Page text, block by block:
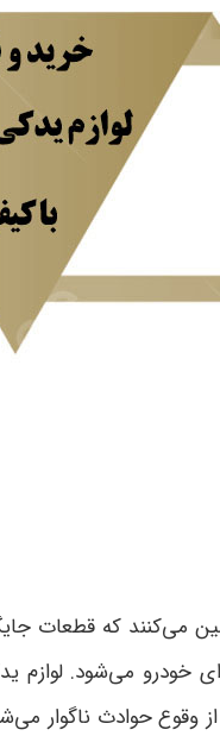
می‌کنند که قطعات
خودرو می‌شود.
حوادث ناگوار